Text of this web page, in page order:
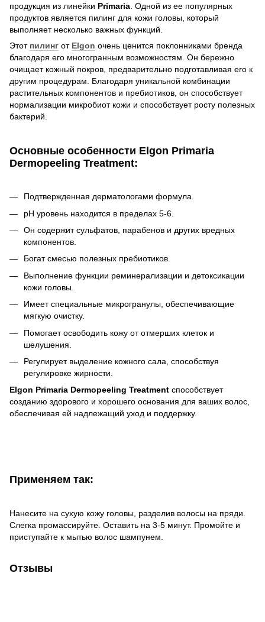
продукция из линейки Primaria . Одной из ее популярных
продуктов является пилинг для кожи головы, который
выполняет несколько важных функций.
Этот пилинг от Elgon очень ценится поклонниками бренда
благодаря его многогранным возможностям. Он бережно
очищает кожный покров, предварительно подготавливая его к
другим процедурам. Благодаря уникальной комбинации
растительных компонентов и пребиотиков, он способствует
нормализации микробиот кожи и способствует росту полезных
бактерий.
Основные особенности Elgon Primaria
Dermopeeling Treatment:
Подтвержденная дерматологами формула.
pH уровень находится в пределах 5-6.
Он содержит сульфатов, парабенов и других вредных
компонентов.
Богат смесью полезных пребиотиков.
Выполнение функции реминерализации и детоксикации
кожи головы.
Имеет специальные микрогранулы, обеспечивающие
мягкую очистку.
Помогает освободить кожу от отмерших клеток и
шелушения.
Регулирует выделение кожного сала, способствуя
регулировке жирности.
Elgon Primaria Dermopeeling Treatment способствует
созданию здорового и хорошего основания для ваших волос,
обеспечивая ей надлежащий уход и поддержку.
Применяем так:
Нанесите на сухую кожу головы, разделив волосы на пряди.
Слегка промассируйте. Оставить на 3-5 минут. Промойте и
приступайте к мытью волос шампунем.
Отзывы